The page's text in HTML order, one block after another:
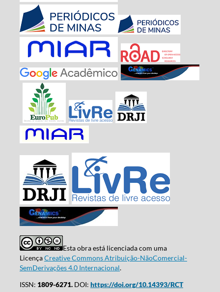
Esta obra está licenciada com uma
LicençaCreative Commons Atribuição-NãoComercial-
SemDerivações 4.0 Internacional.
ISSN: 1809-6271.DOI: https://doi.org/10.14393/RCT